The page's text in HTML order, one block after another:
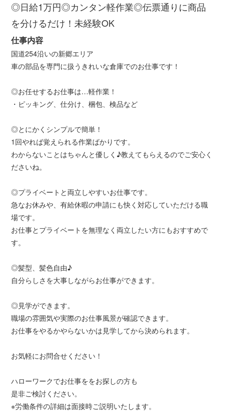
◎日給1万円◎カンタン軽作業◎伝票通りに商品
を分けるだけ！未経験OK
仕事内容
国道254沿いの新郷エリア
車の部品を専門に扱うきれいな倉庫でのお仕事です！
◎お任せするお仕事は…軽作業！
・ピッキング、仕分け、梱包、検品など
◎とにかくシンプルで簡単！
1回やれば覚えられる作業ばかりです。
わからないことはちゃんと優しく♪教えてもらえるのでご安心く
ださいね。
◎プライベートと両立しやすいお仕事です。
急なお休みや、有給休暇の申請にも快く対応していただける職
場です。
お仕事とプライベートを無理なく両立したい方にもおすすめで
す。
◎髪型、髪色自由♪
自分らしさを大事しながらお仕事ができます。
◎見学ができます。
職場の雰囲気や実際のお仕事風景が確認できます。
お仕事をやるかやらないかは見学してから決められます。
お気軽にお問合せください！
ハローワークでお仕事ををお探しの方も
是非ご検討ください。
※労働条件の詳細は面接時ご説明いたします。